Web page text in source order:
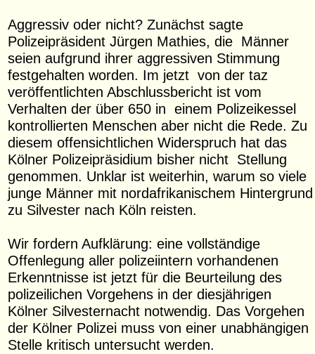
Aggressiv oder nicht? Zunächst sagte
Polizeipräsident Jürgen Mathies, die Männer
seien aufgrund ihrer aggressiven Stimmung
festgehalten worden. Im jetzt von der taz
veröffentlichten Abschlussbericht ist vom
Verhalten der über 650 in einem Polizeikessel
kontrollierten Menschen aber nicht die Rede. Zu
diesem offensichtlichen Widerspruch hat das
Kölner Polizeipräsidium bisher nicht Stellung
genommen. Unklar ist weiterhin, warum so viele
junge Männer mit nordafrikanischem Hintergrund
zu Silvester nach Köln reisten.
Wir fordern Aufklärung: eine vollständige
Offenlegung aller polizeiintern vorhandenen
Erkenntnisse ist jetzt für die Beurteilung des
polizeilichen Vorgehens in der diesjährigen
Kölner Silvesternacht notwendig. Das Vorgehen
der Kölner Polizei muss von einer unabhängigen
Stelle kritisch untersucht werden.